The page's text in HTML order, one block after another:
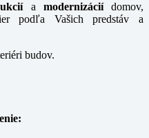
a modernizáciídomov,
podľa Vašich predstáv a
budov.